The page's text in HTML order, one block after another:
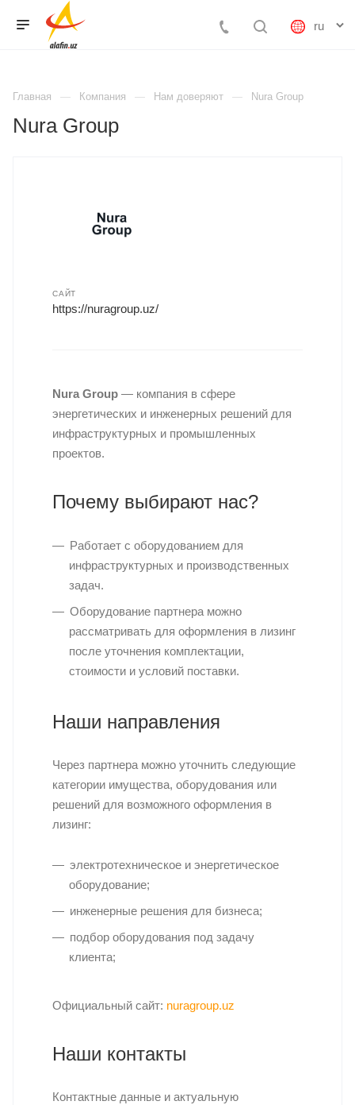
Главная Компания Нам доверяют Nura Group
Nura Group
САЙТ
https://nuragroup.uz/
Nura Group — компания в сфере
энергетических и инженерных решений для
инфраструктурных и промышленных
проектов.
Почему выбирают нас?
Работает с оборудованием для
инфраструктурных и производственных
задач.
Оборудование партнера можно
рассматривать для оформления в лизинг
после уточнения комплектации,
стоимости и условий поставки.
Наши направления
Через партнера можно уточнить следующие
категории имущества, оборудования или
решений для возможного оформления в
лизинг:
электротехническое и энергетическое
оборудование;
инженерные решения для бизнеса;
подбор оборудования под задачу
клиента;
Официальный сайт: nuragroup.uz
Наши контакты
Контактные данные и актуальную